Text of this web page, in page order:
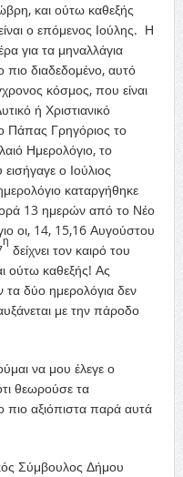
και ούτω καθεξής
ο επόμενος Ιούλης. Η
για τα μηναλλάγια
διαδεδομένο, αυτό
κόσμος, που είναι
ή Χριστιανικό
Πάπας Γρηγόριος το
Ημερολόγιο, το
ο Ιούλιος
καταργήθηκε
13 ημερών από το Νέο
οι, 14, 15,16 Αυγούστου
η
δείχνει τον καιρό του
ούτω καθεξής! Ας
τα δύο ημερολόγια δεν
με την πάροδο
να μου έλεγε ο
θεωρούσε τα
πιο αξιόπιστα παρά αυτά
Σύμβουλος Δήμου